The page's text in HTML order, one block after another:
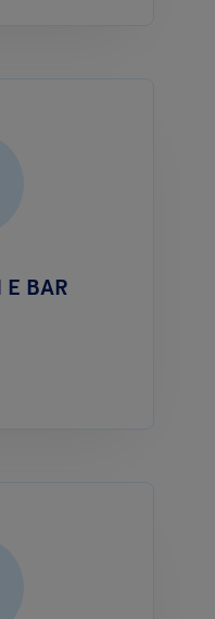
E BAR